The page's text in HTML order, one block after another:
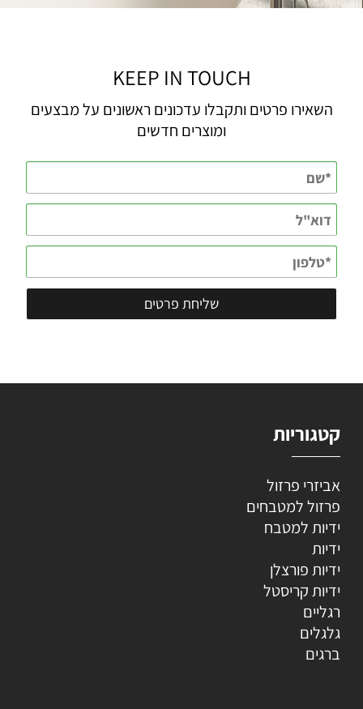
KEEP IN TOUCH
השאירו פרטים ותקבלו עדכונים ראשונים על מבצעים
ומוצרים חדשים
קטגוריות
אביזרי פרזול
פרזול למטבחים
ידיות למטבח
ידיות
ידיות פורצלן
ידיות קריסטל
רגליים
גלגלים
ברגים